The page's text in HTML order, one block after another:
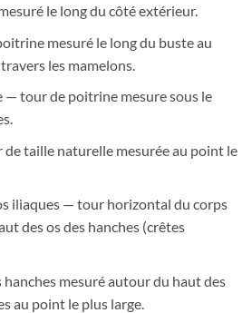
le long du côté extérieur.
mesuré le long du buste au
les mamelons.
— tour de poitrine mesure sous le
taille naturelle mesurée au point le
iliaques — tour horizontal du corps
des os des hanches (crêtes
mesuré autour du haut des
au point le plus large.